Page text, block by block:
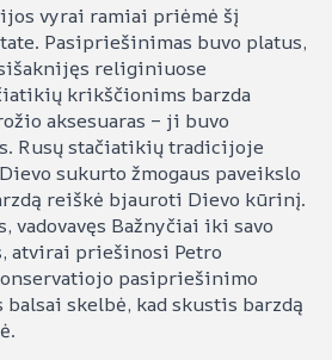
vyrai ramiai priėmė šį
Pasipriešinimas buvo platus,
religiniuose
krikščionims barzda
aksesuaras – ji buvo
Rusų stačiatikių tradicijoje
sukurto žmogaus paveikslo
reiškė bjauroti Dievo kūrinį.
vadovavęs Bažnyčiai iki savo
atvirai priešinosi Petro
pasipriešinimo
skelbė, kad skustis barzdą